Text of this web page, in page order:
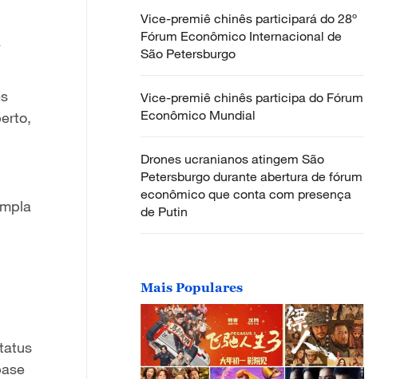
Vice-premiê chinês participará do 28º
Fórum Econômico Internacional de
São Petersburgo
Vice-premiê chinês participa do Fórum
Econômico Mundial
Drones ucranianos atingem São
Petersburgo durante abertura de fórum
econômico que conta com presença
de Putin
Mais Populares